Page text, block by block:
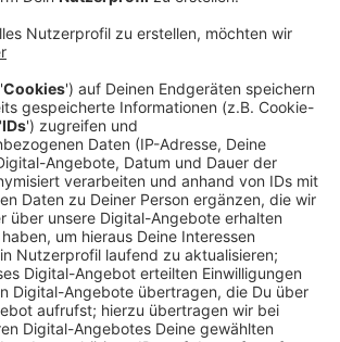
nötig, weil im schlimmsten Fall die
oder Äste herabfallen könnten.
und Ersatzpflanzungen
Schäden jetzt vor allem im Hofgarten
Friedhof. Dort sind zusammen
betroffen. Insgesamt stehen 28 der